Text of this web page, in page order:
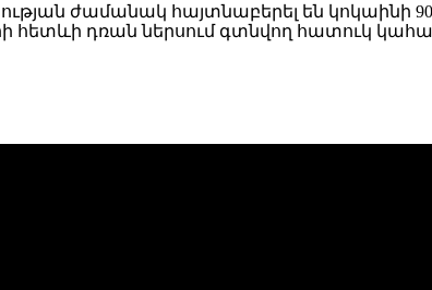
ժամանակ հայտնաբերել են կոկաինի 90
հետևի դռան ներսում գտնվող հատուկ